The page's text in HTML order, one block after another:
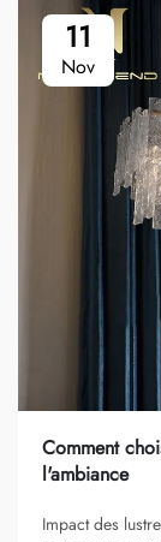
11
Nov
Comment
l'ambiance
Impact des